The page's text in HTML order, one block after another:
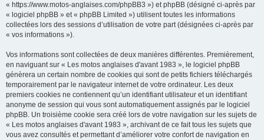
« https://www.motos-anglaises.com/phpBB3 ») et phpBB (désigné ci-après par
« logiciel phpBB » et « phpBB Limited ») utilisent toutes les informations
collectées lors des sessions d’utilisation de votre part (désignées ci-après par
« vos informations »).
Vos informations sont collectées de deux manières différentes. Premièrement,
en naviguant sur « Les motos anglaises d'avant 1983 », le logiciel phpBB
génèrera un certain nombre de cookies qui sont de petits fichiers téléchargés
temporairement par le navigateur internet de votre ordinateur. Les deux
premiers cookies ne contiennent qu’un identifiant utilisateur et un identifiant
anonyme de session qui vous sont automatiquement assignés par le logiciel
phpBB. Un troisième cookie sera créé lors de votre navigation sur les sujets de
« Les motos anglaises d'avant 1983 », archivant de ce fait tous les sujets que
vous avez consultés et permettant d’améliorer votre confort de navigation en